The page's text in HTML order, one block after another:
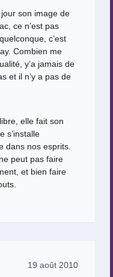
son image de
ce n’est pas
c’est
Combien me
y’a jamais de
et il n’y a pas de
elle fait son
s’installe
dans nos esprits.
peut pas faire
et bien faire
19 août 2010